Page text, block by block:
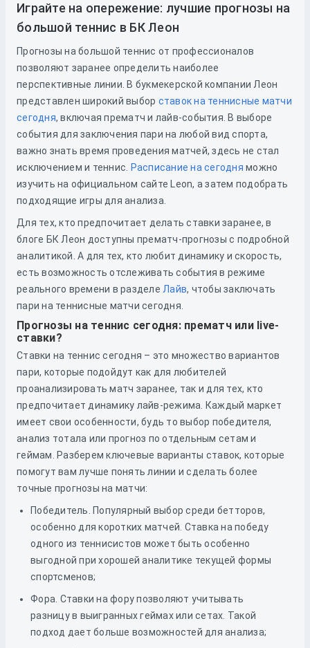
Играйте на опережение: лучшие прогнозы на
большой теннис в БК Леон
Прогнозы на большой теннис от профессионалов
позволяют заранее определить наиболее
перспективные линии. В букмекерской компании Леон
представлен широкий выбор ставок на теннисные матчи
сегодня, включая прематч и лайв-события. В выборе
события для заключения пари на любой вид спорта,
важно знать время проведения матчей, здесь не стал
исключением и теннис.
Расписание на сегодня можно
изучить на официальном сайте Leon, а затем подобрать
подходящие игры для анализа.
Для тех, кто предпочитает делать ставки заранее, в
блоге БК Леон доступны прематч-прогнозы с подробной
аналитикой. А для тех, кто любит динамику и скорость,
есть возможность отслеживать события в режиме
реального времени в разделе Лайв, чтобы заключать
пари на теннисные матчи сегодня.
Прогнозы на теннис сегодня: прематч или live-
ставки?
Ставки на теннис сегодня – это множество вариантов
пари, которые подойдут как для любителей
проанализировать матч заранее, так и для тех, кто
предпочитает динамику лайв-режима. Каждый маркет
имеет свои особенности, будь то выбор победителя,
анализ тотала или прогноз по отдельным сетам и
геймам. Разберем ключевые варианты ставок, которые
помогут вам лучше понять линии и сделать более
точные прогнозы на матчи:
Победитель. Популярный выбор среди бетторов,
особенно для коротких матчей. Ставка на победу
одного из теннисистов может быть особенно
выгодной при хорошей аналитике текущей формы
спортсменов;
Фора. Ставки на фору позволяют учитывать
разницу в выигранных геймах или сетах. Такой
подход дает больше возможностей для анализа;